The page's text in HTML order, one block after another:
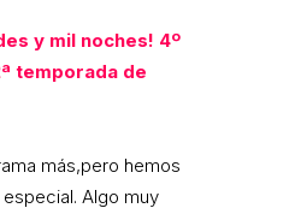
y mil noches! 4º
temporada de
más,pero hemos
Algo muy